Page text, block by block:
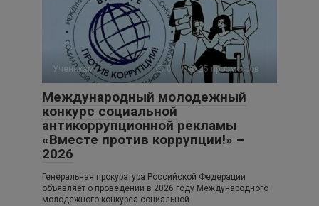
Ученикам 0 25 просмотров
Международный молодежный
конкурс социальной
антикоррупционной рекламы
«Вместе против коррупции!» –
2026
Генеральная прокуратура Российской Федерации
объявляет о проведении в 2026 году Международного
молодежного конкурса социальной